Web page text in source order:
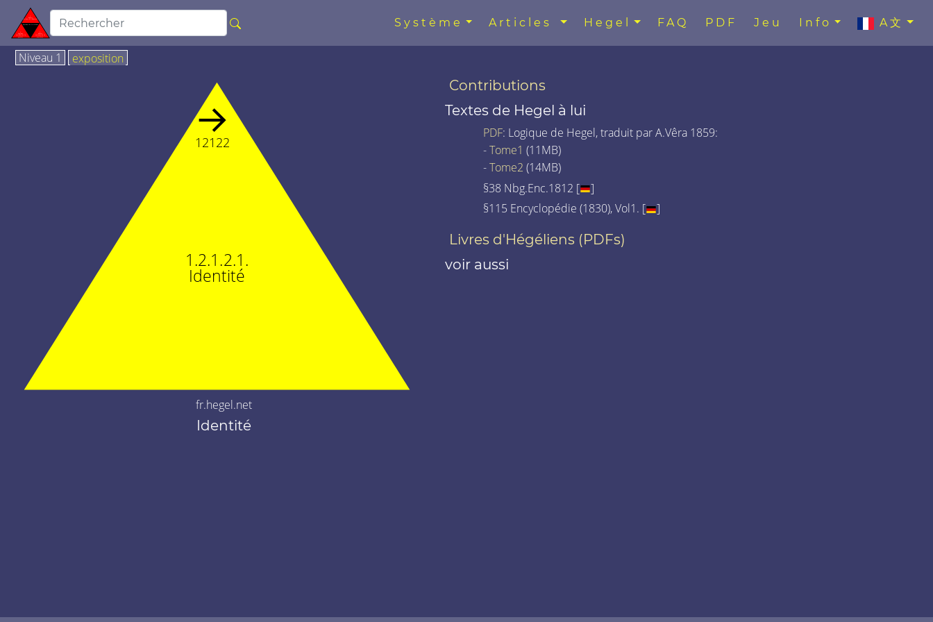
Système Articles Hegel FAQ PDF Jeu Info A文
Niveau 1 exposition
1.2.1.2.1.
Identité
→
12122
fr.hegel.net
Identité
Contributions
Textes de Hegel à lui
PDF: Logique de Hegel, traduit par A.Vêra 1859:
-Tome1 (11MB)
-Tome2 (14MB)
§38 Nbg.Enc.1812 [
]
§115 Encyclopédie (1830), Vol1. [
]
Livres d'Hégéliens (PDFs)
voir aussi